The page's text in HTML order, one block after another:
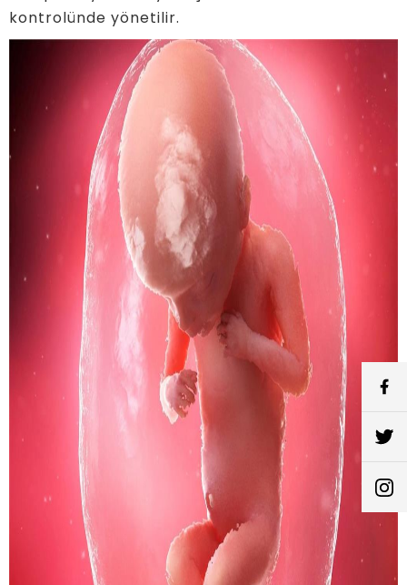
kontrolünde yönetilir.